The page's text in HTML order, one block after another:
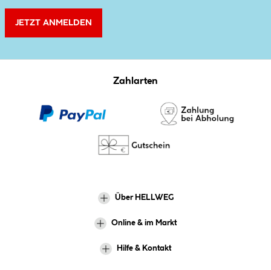
JETZT ANMELDEN
Zahlarten
Über HELLWEG
Online & im Markt
Hilfe & Kontakt